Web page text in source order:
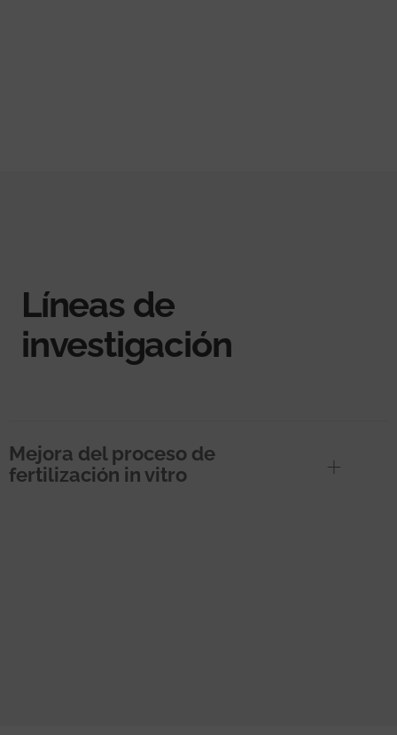
Líneas de
investigación
Mejora del proceso de
fertilización in vitro